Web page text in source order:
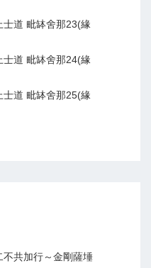
道 毗缽舍那23(緣
道 毗缽舍那24(緣
道 毗缽舍那25(緣
共加行～金剛薩埵